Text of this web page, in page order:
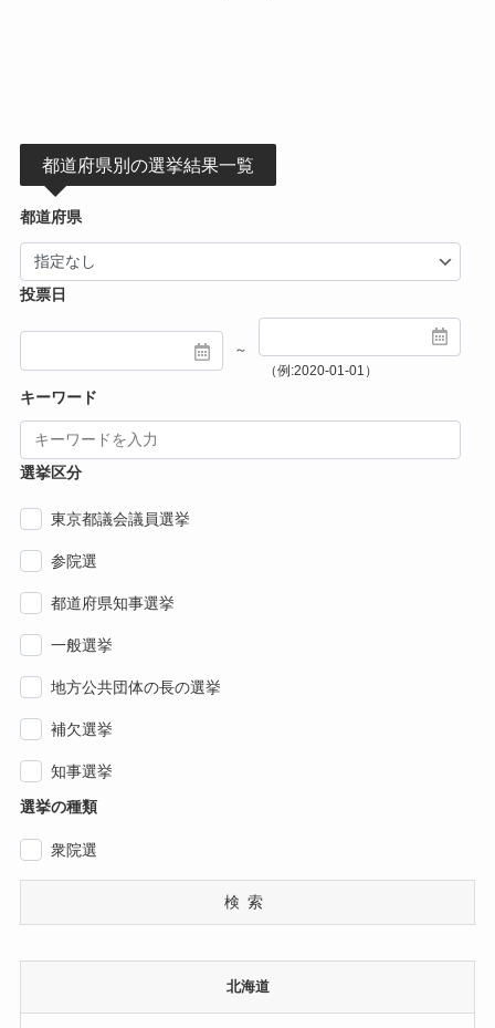
都道府県別の選挙結果一覧
都道府県
投票日
～
（例:2020-01-01）
キーワード
選挙区分
東京都議会議員選挙
参院選
都道府県知事選挙
一般選挙
地方公共団体の長の選挙
補欠選挙
知事選挙
選挙の種類
衆院選
検索
北海道